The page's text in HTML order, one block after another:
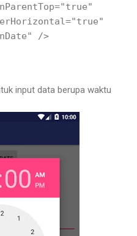
input data berupa waktu